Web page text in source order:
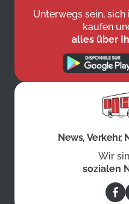
Unterwegs sein,
kaufen
alles über
News, Verkehr,
Wir
sozialen